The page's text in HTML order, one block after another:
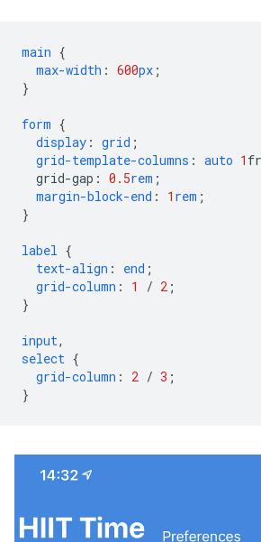
main {
max-width : 600px ;
}
form {
display : grid ;
grid-template-columns : auto 1 fr
grid-gap : 0.5rem ;
margin-block-end : 1 rem ;
}
label {
text-align : end ;
grid-column : 1 / 2 ;
}
input,
select {
grid-column : 2 / 3 ;
}